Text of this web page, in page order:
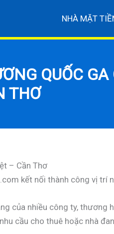
NHÀ MẶT
QUỐC
THƠ
– Cần Thơ
kết nối thành công vị trí
của nhiều công ty, thương
cầu cho thuê hoặc nhà